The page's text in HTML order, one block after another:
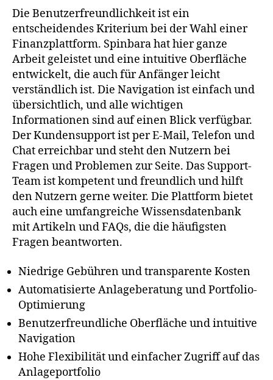
Die Benutzerfreundlichkeit ist ein
entscheidendes Kriterium bei der Wahl einer
Finanzplattform. Spinbara hat hier ganze
Arbeit geleistet und eine intuitive Oberfläche
entwickelt, die auch für Anfänger leicht
verständlich ist. Die Navigation ist einfach und
übersichtlich, und alle wichtigen
Informationen sind auf einen Blick verfügbar.
Der Kundensupport ist per E-Mail, Telefon und
Chat erreichbar und steht den Nutzern bei
Fragen und Problemen zur Seite. Das Support-
Team ist kompetent und freundlich und hilft
den Nutzern gerne weiter. Die Plattform bietet
auch eine umfangreiche Wissensdatenbank
mit Artikeln und FAQs, die die häufigsten
Fragen beantworten.
Niedrige Gebühren und transparente Kosten
Automatisierte Anlageberatung und Portfolio-
Optimierung
Benutzerfreundliche Oberfläche und intuitive
Navigation
Hohe Flexibilität und einfacher Zugriff auf das
Anlageportfolio